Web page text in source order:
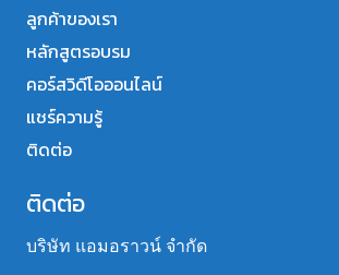
ลูกค้าของเรา
หลักสูตรอบรม
คอร์สวิดีโอออนไลน์
แชร์ความรู้
ติดต่อ
ติดต่อ
บริษัท แอมอราวน์ จำกัด